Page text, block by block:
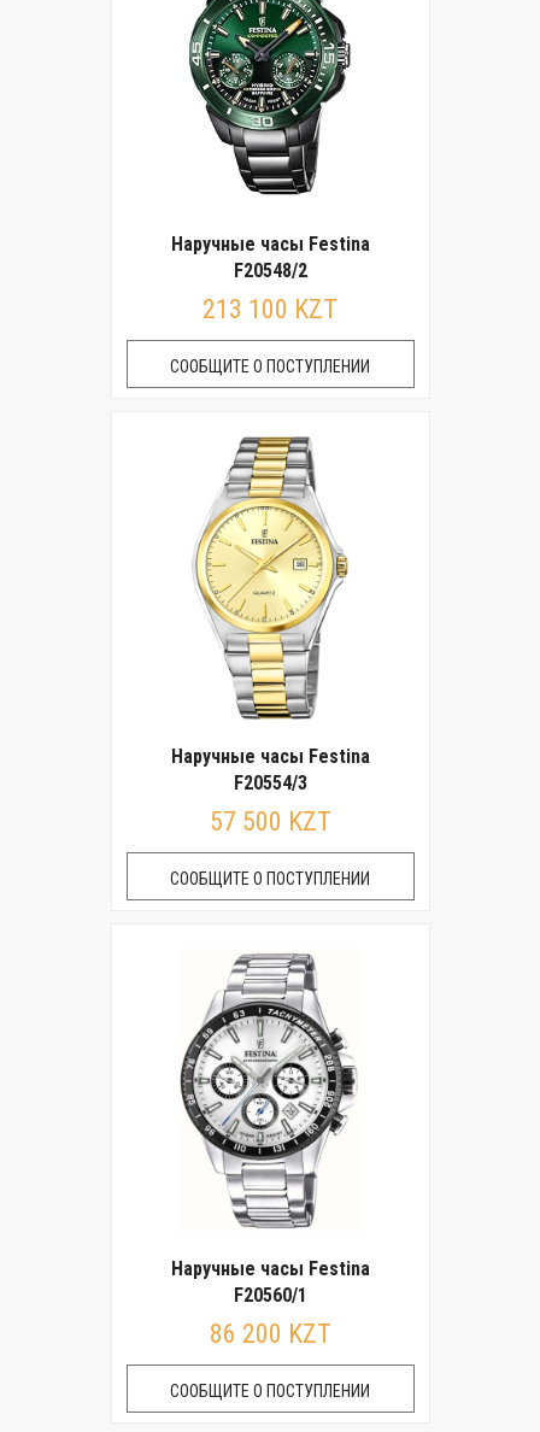
Наручные часы Festina
F20548/2
213 100 KZT
СООБЩИТЕ О ПОСТУПЛЕНИИ
Наручные часы Festina
F20554/3
57 500 KZT
СООБЩИТЕ О ПОСТУПЛЕНИИ
Наручные часы Festina
F20560/1
86 200 KZT
СООБЩИТЕ О ПОСТУПЛЕНИИ